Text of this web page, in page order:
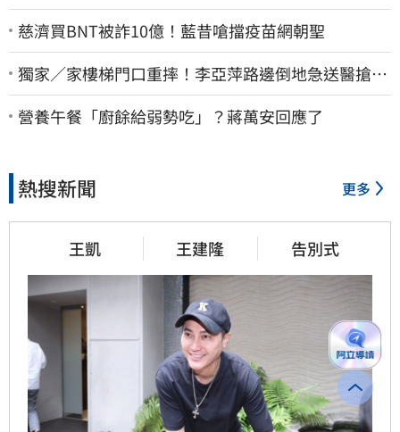
慈濟買BNT被詐10億！藍昔嗆擋疫苗網朝聖
獨家／家樓梯門口重摔！李亞萍路邊倒地急送醫搶
命 「最新傷況」曝
營養午餐「廚餘給弱勢吃」？蔣萬安回應了
熱搜新聞 更多
王凱 王建隆 告別式